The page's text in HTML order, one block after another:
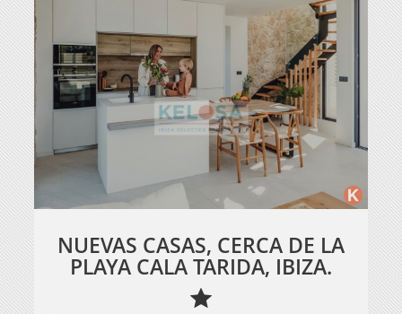
NUEVAS CASAS, CERCA DE LA
PLAYA CALA TARIDA, IBIZA.